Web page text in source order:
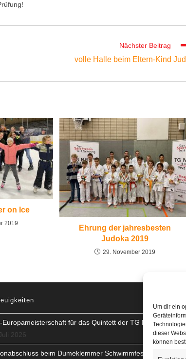
Um dir ein
dieser
können
Nächster Beitrag
volle Halle beim Eltern-Kind
on Ice
2019
Ehrung der jahresbesten
Judoka 2019
29. November 2019
Europameisterschaft für das Quintett der TG Neuss
2026
beim Dumeklemmer Schwimmfest in